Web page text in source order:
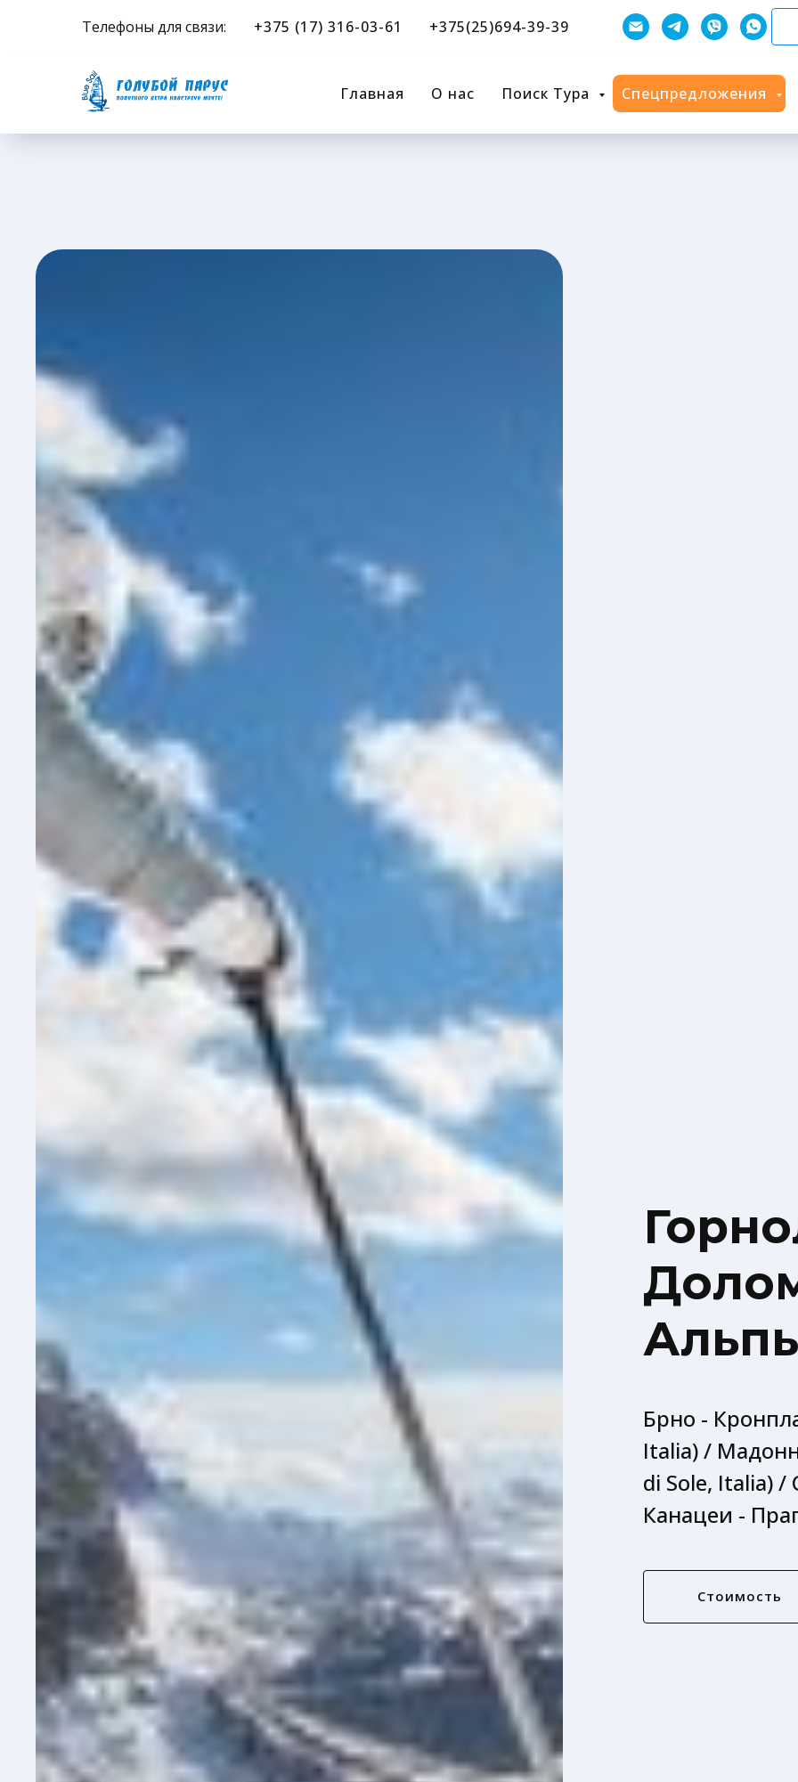
Телефоны для связи: +375 (17) 316-03-61 +375(25)694-39-39
Главная О нас Поиск Тура Спецпредложения
Брно -
Italia) /
di Sole, Italia) /
Канацеи -
Стоимость